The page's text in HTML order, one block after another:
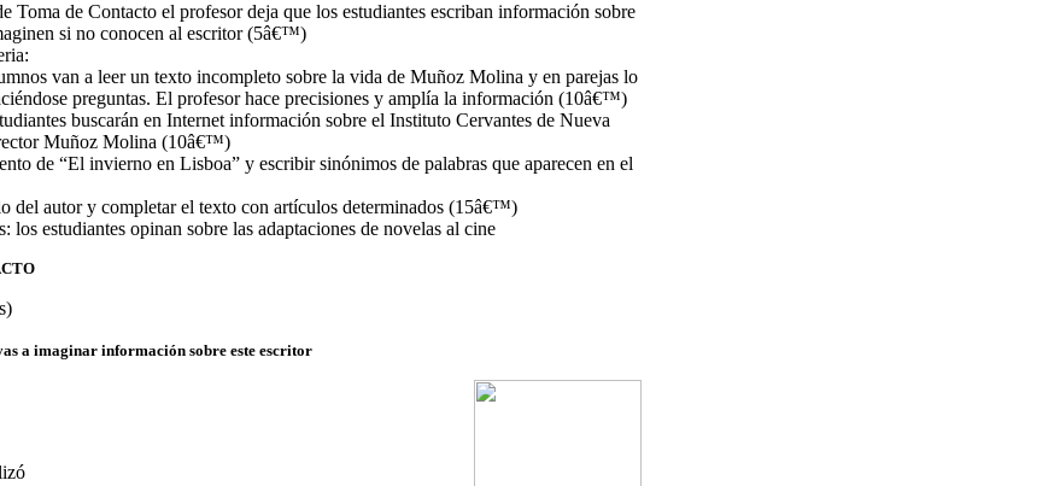
Toma de Contacto el profesor deja que los estudiantes escriban información sobre
si no conocen al escritor (5â€™)
van a leer un texto incompleto sobre la vida de Muñoz Molina y en parejas lo
preguntas. El profesor hace precisiones y amplía la información (10â€™)
buscarán en Internet información sobre el Instituto Cervantes de Nueva
Muñoz Molina (10â€™)
de “El invierno en Lisboa” y escribir sinónimos de palabras que aparecen en el
del autor y completar el texto con artículos determinados (15â€™)
los estudiantes opinan sobre las adaptaciones de novelas al cine
a imaginar información sobre este escritor